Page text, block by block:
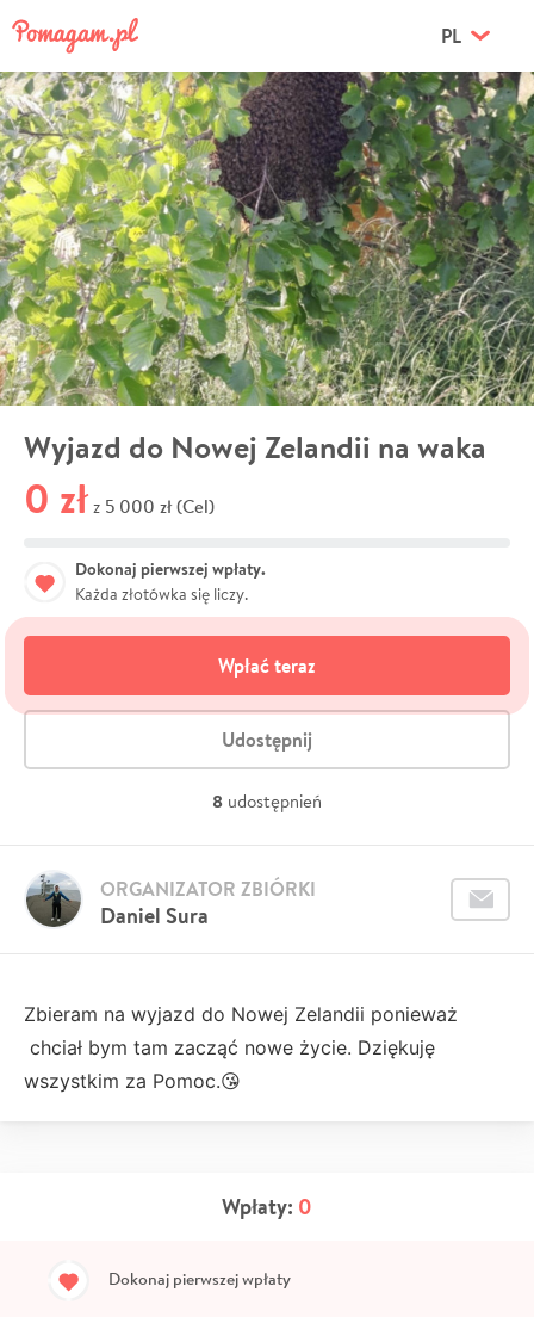
PL
Wyjazd do Nowej Zelandii na waka
0 zł z 5 000 zł (Cel)
Dokonaj pierwszej wpłaty.
Każda złotówka się liczy.
Wpłać teraz
Udostępnij
8 udostępnień
Daniel Sura
ORGANIZATOR ZBIÓRKI
Zbieram na wyjazd do Nowej Zelandii ponieważ
chciał bym tam zacząć nowe życie. Dziękuję
wszystkim za Pomoc.😘
Wpłaty: 0
Dokonaj pierwszej wpłaty